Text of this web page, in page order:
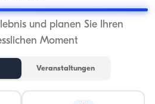
und planen Sie Ihren
Moment
Veranstaltungen